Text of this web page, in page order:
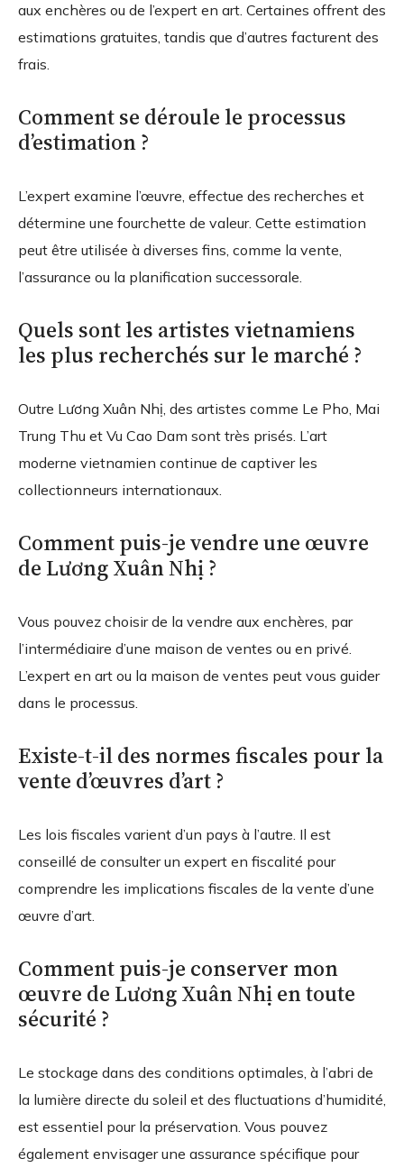
aux enchères ou de l’expert en art. Certaines offrent des
estimations gratuites, tandis que d’autres facturent des
frais.
Comment se déroule le processus
d’estimation ?
L’expert examine l’œuvre, effectue des recherches et
détermine une fourchette de valeur. Cette estimation
peut être utilisée à diverses fins, comme la vente,
l’assurance ou la planification successorale.
Quels sont les artistes vietnamiens
les plus recherchés sur le marché ?
Outre Lương Xuân Nhị, des artistes comme Le Pho, Mai
Trung Thu et Vu Cao Dam sont très prisés. L’art
moderne vietnamien continue de captiver les
collectionneurs internationaux.
Comment puis-je vendre une œuvre
de Lương Xuân Nhị ?
Vous pouvez choisir de la vendre aux enchères, par
l’intermédiaire d’une maison de ventes ou en privé.
L’expert en art ou la maison de ventes peut vous guider
dans le processus.
Existe-t-il des normes fiscales pour la
vente d’œuvres d’art ?
Les lois fiscales varient d’un pays à l’autre. Il est
conseillé de consulter un expert en fiscalité pour
comprendre les implications fiscales de la vente d’une
œuvre d’art.
Comment puis-je conserver mon
œuvre de Lương Xuân Nhị en toute
sécurité ?
Le stockage dans des conditions optimales, à l’abri de
la lumière directe du soleil et des fluctuations d’humidité,
est essentiel pour la préservation. Vous pouvez
également envisager une assurance spécifique pour